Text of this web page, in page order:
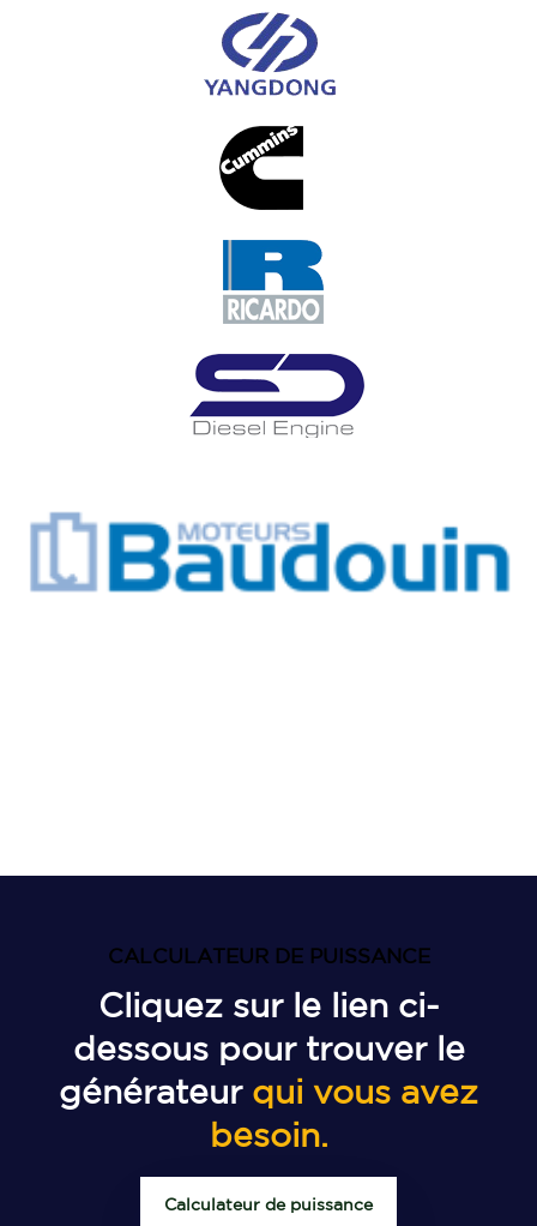
CALCULATEUR DE PUISSANCE
Cliquez sur le lien ci-
dessous pour trouver le
générateur qui vous avez
besoin.
Calculateur de puissance